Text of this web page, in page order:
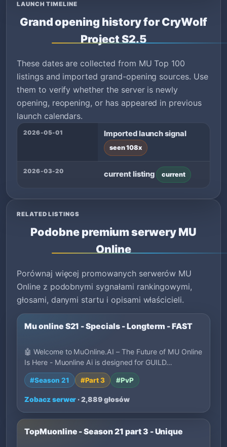
LAUNCH TIMELINE
Grand opening history for CryWolf
Project S2.5
These dates are collected from MU Top 100
listings and imported grand-opening sources. Use
them to verify whether the server is newly
opening, reopening, or has appeared in previous
launch calendars.
2026-05-01 Imported launch signal
seen 108x
2026-03-20 current listing current
RELATED LISTINGS
Podobne premium serwery MU
Online
Porównaj więcej promowanych serwerów MU
Online z podobnymi sygnałami rankingowymi,
głosami, danymi startu i opisami właścicieli.
Mu online S21 - Specials - Longterm - FAST
🤖 Welcome to MuOnline.AI – The Future of MU Online
Is Here - Muonline Ai is designed for GUILD…
#Season 21 #Part 3 #PvP
Zobacz serwer · 2,889 głosów
TopMuonline - Season 21 part 3 - Unique